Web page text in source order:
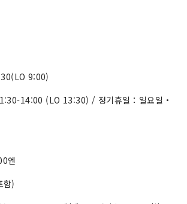
9:00)
14:00 (LO 13:30) / 정기휴일：일요일・
엔
함)